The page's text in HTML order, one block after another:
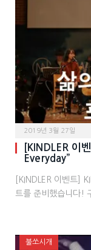
2019년 3월 27일
[KINDLER 이
Everyday”
[KINDLER 이벤트]
트를 준비했습니다!
불쏘시개